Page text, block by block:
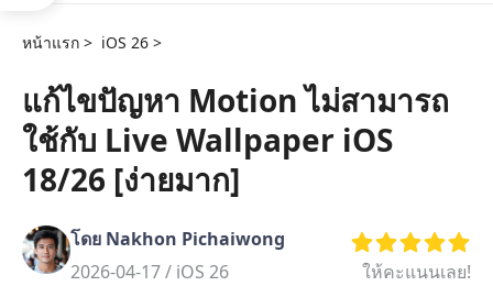
ReiBoot
for iOS
Tenorshare
PDNob
New
หน้าแรก > iOS 26 >
แก้ไขปัญหา Motion ไม่สามารถ
ใช้กับ Live Wallpaper iOS
18/26 [ง่ายมาก]
โดย Nakhon Pichaiwong
2026-04-17 / iOS 26 ให้คะแนนเลย!